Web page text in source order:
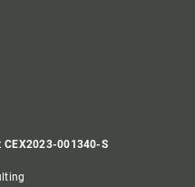
CEX2023-001340-S